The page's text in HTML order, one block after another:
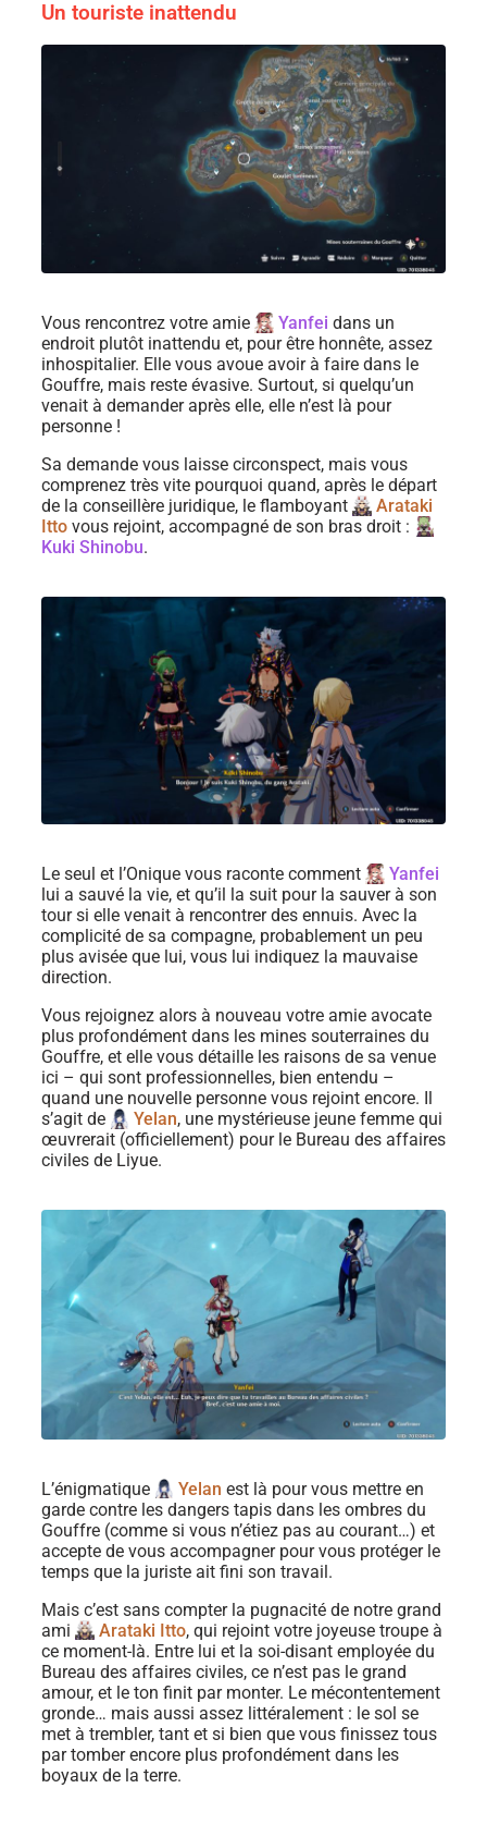
Un touriste inattendu
Vous rencontrez votre amie Yanfei dans un
endroit plutôt inattendu et, pour être honnête, assez
inhospitalier. Elle vous avoue avoir à faire dans le
Gouffre, mais reste évasive. Surtout, si quelqu’un
venait à demander après elle, elle n’est là pour
personne !
Sa demande vous laisse circonspect, mais vous
comprenez très vite pourquoi quand, après le départ
de la conseillère juridique, le flamboyant
Arataki
Itto vous rejoint, accompagné de son bras droit :
Kuki Shinobu.
Le seul et l’Onique vous raconte comment
Yanfei
lui a sauvé la vie, et qu’il la suit pour la sauver à son
tour si elle venait à rencontrer des ennuis. Avec la
complicité de sa compagne, probablement un peu
plus avisée que lui, vous lui indiquez la mauvaise
direction.
Vous rejoignez alors à nouveau votre amie avocate
plus profondément dans les mines souterraines du
Gouffre, et elle vous détaille les raisons de sa venue
ici – qui sont professionnelles, bien entendu –
quand une nouvelle personne vous rejoint encore. Il
s’agit de
Yelan, une mystérieuse jeune femme qui
œuvrerait (officiellement) pour le Bureau des affaires
civiles de Liyue.
L’énigmatique Yelan est là pour vous mettre en
garde contre les dangers tapis dans les ombres du
Gouffre (comme si vous n’étiez pas au courant…) et
accepte de vous accompagner pour vous protéger le
temps que la juriste ait fini son travail.
Mais c’est sans compter la pugnacité de notre grand
ami
Arataki Itto, qui rejoint votre joyeuse troupe à
ce moment-là. Entre lui et la soi-disant employée du
Bureau des affaires civiles, ce n’est pas le grand
amour, et le ton finit par monter. Le mécontentement
gronde… mais aussi assez littéralement : le sol se
met à trembler, tant et si bien que vous finissez tous
par tomber encore plus profondément dans les
boyaux de la terre.